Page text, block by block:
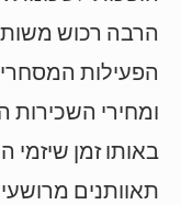
הרבה רכוש
הפעילות
ומחירי
באותו זמן שיזמי
תאוותנים